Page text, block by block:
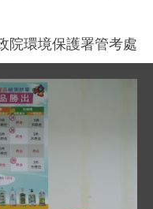
院環境保護署管考處